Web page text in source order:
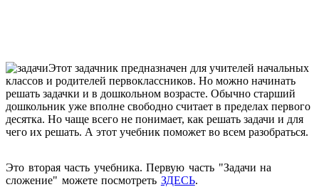
Этот задачник предназначен для учителей начальных
классов и родителей первоклассников. Но можно начинать
решать задачки и в дошкольном возрасте. Обычно старший
дошкольник уже вполне свободно считает в пределах первого
десятка. Но чаще всего не понимает, как решать задачи и для
чего их решать. А этот учебник поможет во всем разобраться.
Это вторая часть учебника. Первую часть "Задачи на
сложение" можете посмотреть ЗДЕСЬ.